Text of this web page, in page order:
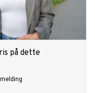
på dette